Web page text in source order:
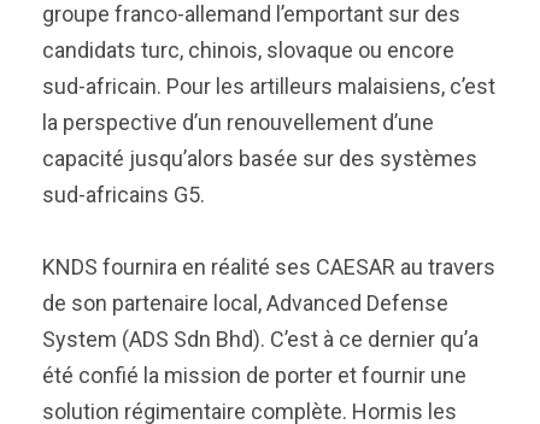
groupe franco-allemand l’emportant sur des
candidats turc, chinois, slovaque ou encore
sud-africain. Pour les artilleurs malaisiens, c’est
la perspective d’un renouvellement d’une
capacité jusqu’alors basée sur des systèmes
sud-africains G5.
KNDS fournira en réalité ses CAESAR au travers
de son partenaire local, Advanced Defense
System (ADS Sdn Bhd). C’est à ce dernier qu’a
été confié la mission de porter et fournir une
solution régimentaire complète. Hormis les